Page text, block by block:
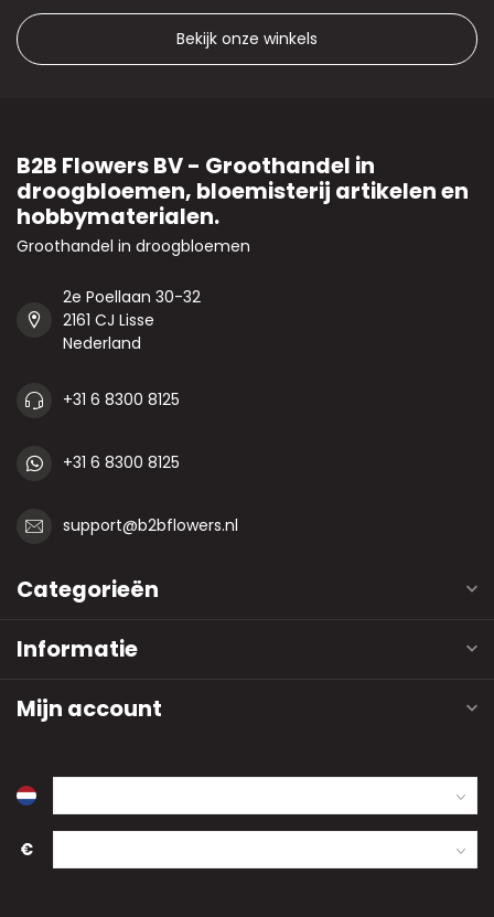
Bekijk onze winkels
B2B Flowers BV - Groothandel in
droogbloemen, bloemisterij artikelen en
hobbymaterialen.
Groothandel in droogbloemen
2e Poellaan 30-32
2161 CJ Lisse
Nederland
+31 6 8300 8125
+31 6 8300 8125
support@b2bflowers.nl
Categorieën
Informatie
Mijn account
€